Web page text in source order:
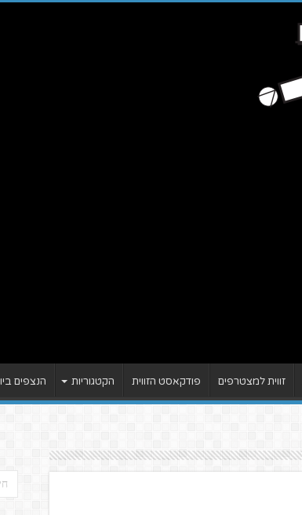
זווית למצטרפים פודקאסט הזווית הקטגוריות הנצפים